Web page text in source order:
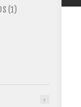
(1)